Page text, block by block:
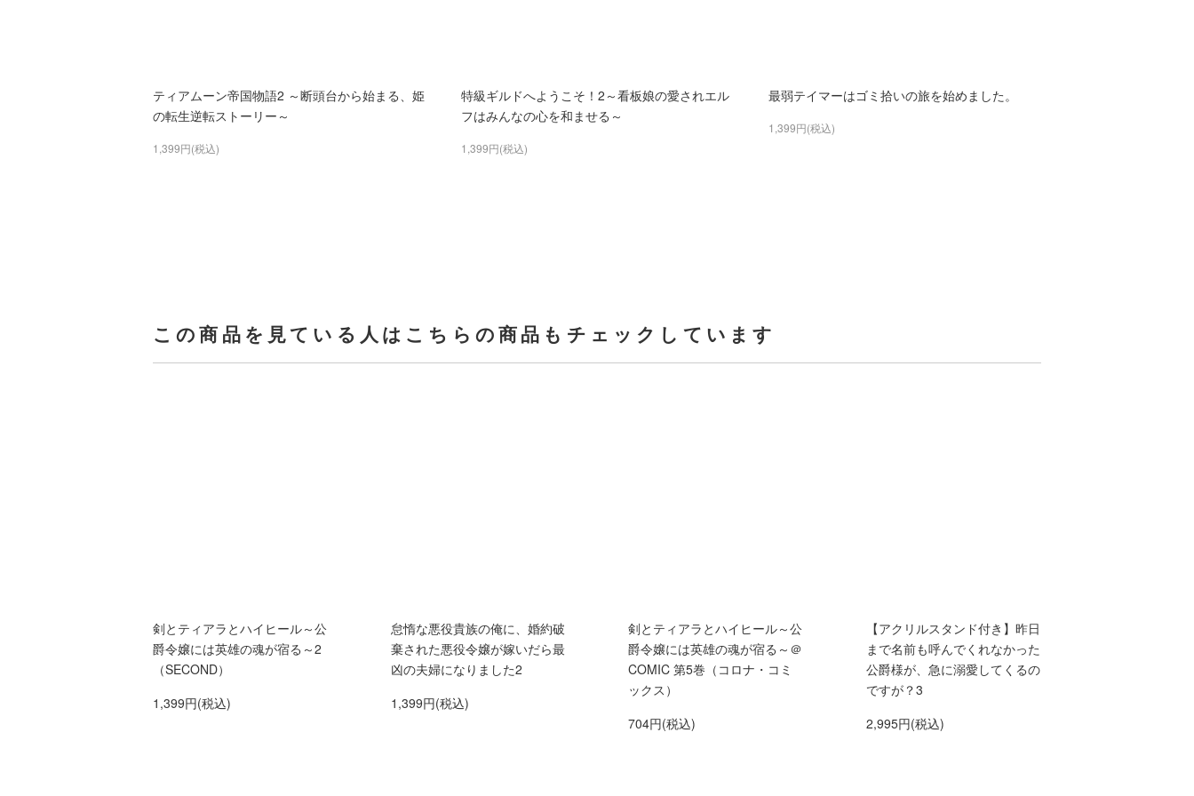
ティアムーン帝国物語2 ～断頭台から始まる、姫
の転生逆転ストーリー～
1,399円(税込)
特級ギルドへようこそ！2～看板娘の愛されエル
フはみんなの心を和ませる～
1,399円(税込)
最弱テイマーはゴミ拾いの旅を始めました。
1,399円(税込)
この商品を見ている人はこちらの商品もチェックしています
剣とティアラとハイヒール～公
爵令嬢には英雄の魂が宿る～2
（SECOND）
1,399円(税込)
怠惰な悪役貴族の俺に、婚約破
棄された悪役令嬢が嫁いだら最
凶の夫婦になりました2
1,399円(税込)
剣とティアラとハイヒール～公
爵令嬢には英雄の魂が宿る～＠
COMIC 第5巻（コロナ・コミ
ックス）
704円(税込)
【アクリルスタンド付き】昨日
まで名前も呼んでくれなかった
公爵様が、急に溺愛してくるの
ですが？3
2,995円(税込)